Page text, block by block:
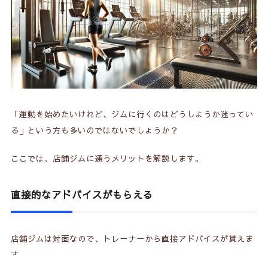
「運動を始めたいけれど、ジムに行くのはどうしようか迷ってい
る」という方も多いのではないでしょうか？
ここでは、店舗ジムに通うメリットを解説します。
直接的なアドバイスがもらえる
店舗ジムは対面なので、トレーナーから直接アドバイスが貰えま